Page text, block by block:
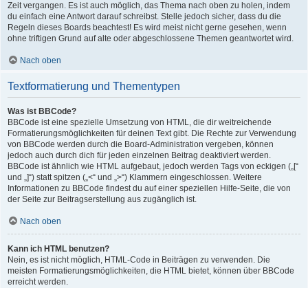
Zeit vergangen. Es ist auch möglich, das Thema nach oben zu holen, indem
du einfach eine Antwort darauf schreibst. Stelle jedoch sicher, dass du die
Regeln dieses Boards beachtest! Es wird meist nicht gerne gesehen, wenn
ohne triftigen Grund auf alte oder abgeschlossene Themen geantwortet wird.
Nach oben
Textformatierung und Thementypen
Was ist BBCode?
BBCode ist eine spezielle Umsetzung von HTML, die dir weitreichende
Formatierungsmöglichkeiten für deinen Text gibt. Die Rechte zur Verwendung
von BBCode werden durch die Board-Administration vergeben, können
jedoch auch durch dich für jeden einzelnen Beitrag deaktiviert werden.
BBCode ist ähnlich wie HTML aufgebaut, jedoch werden Tags von eckigen („[“
und „]“) statt spitzen („<“ und „>“) Klammern eingeschlossen. Weitere
Informationen zu BBCode findest du auf einer speziellen Hilfe-Seite, die von
der Seite zur Beitragserstellung aus zugänglich ist.
Nach oben
Kann ich HTML benutzen?
Nein, es ist nicht möglich, HTML-Code in Beiträgen zu verwenden. Die
meisten Formatierungsmöglichkeiten, die HTML bietet, können über BBCode
erreicht werden.